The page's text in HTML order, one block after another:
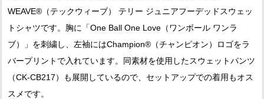
WEAVE®（テックウィーブ） テリー ジュニアフーデッドスウェッ
トシャツです。胸に「One Ball One Love（ワンボール ワンラ
ブ）」を刺繍し、左袖にはChampion®（チャンピオン）ロゴをラ
バープリントで入れています。同素材を使用したスウェットパンツ
（CK-CB217）も展開しているので、セットアップでの着用もオス
スメです。